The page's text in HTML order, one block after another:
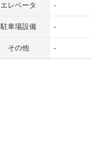
エレベータ -
駐車場設備 -
その他 -